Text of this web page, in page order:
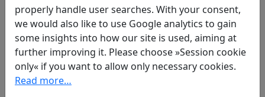
Yin jiu shi er shi shou (18) "Zi yun xing chang jiu"
飲酒詩二十首 (其十八) "子雲性嗜酒": Beim Wein
geschrieben, XVIII (Tao Yuanming 陶淵明)
in: Pohl, Karl-Heinz.Der Pfirsichblütenquell. Tao
Yuanming. Gesammelte Gedichte. Köln: Diederichs,
1985. p. 128.
properly handle user searches. With your consent,
we would also like to use Google analytics to gain
some insights into how our site is used, aiming at
further improving it. Please choose »Session cookie
only« if you want to allow only necessary cookies.
Read more…